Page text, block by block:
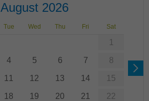
August 2026
Tue Wed Thu Fri Sat
1
4 5 6 7 8
11 12 13 14 15
18 19 20 21 22